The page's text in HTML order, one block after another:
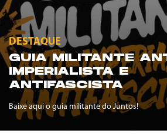
DESTAQUE
GUIA MILITANTE
IMPERIALISTA E
ANTIFASCISTA
Baixe aqui o guia militante do Juntos!